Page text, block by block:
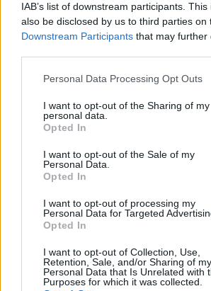
IAB’s list of downstream participants.
also be disclosed by us to third parties on
Downstream Participants that may further
Personal Data Processing Opt Outs
I want to opt-out of the Sharing of my
personal data.
Opted In
I want to opt-out of the Sale of my
Personal Data.
Opted In
I want to opt-out of processing my
Personal Data for Targeted
Opted In
I want to opt-out of Collection, Use,
Retention, Sale, and/or Sharing of my
Personal Data that Is Unrelated with
Purposes for which it was collected.
sostituisce la creatività ma la
moltiplicatore di possibilità che
esplorare più strade e più
un’idea in decine di direzioni visive
creativo legato al marketing e alla
perché libera tempo ed energia per
qualità delle idee. L’AI, quando usata
consapevolezza, non riduce
aggiungeMaurizio Matarazzo, Co-
Director di Mamma Mia Company.
nato dall’unione di
Business & Media, pur essendo
ha già oltre trenta clienti attivi,
l’anno con un fatturato di oltre 8
ebitda già estremamente positivo
tutte le sue business unit.